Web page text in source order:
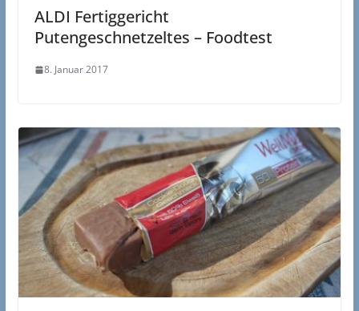
ALDI Fertiggericht
Putengeschnetzeltes – Foodtest
8. Januar 2017